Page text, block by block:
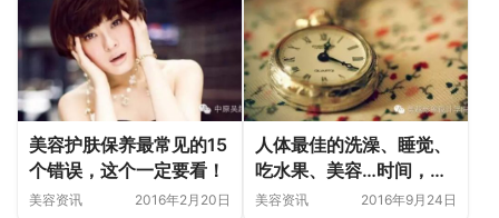
美容护肤保养最常见的15
个错误，这个一定要看！
美容资讯 2016年2月20日
人体最佳的洗澡、睡觉、
吃水果、美容…时间，太
全了
美容资讯 2016年9月24日